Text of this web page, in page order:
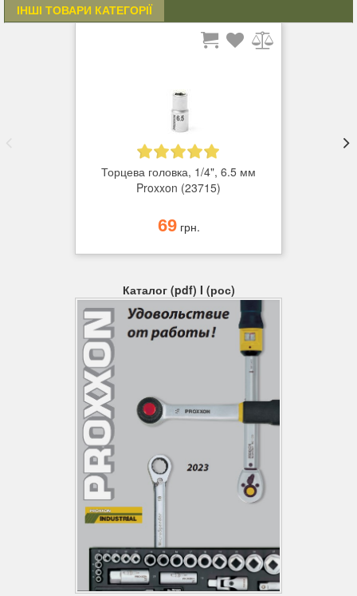
ІНШІ ТОВАРИ КАТЕГОРІЇ
Торцева головка, 1/4", 6.5 мм
Proxxon (23715)
69грн.
Каталог (pdf) I (рос)